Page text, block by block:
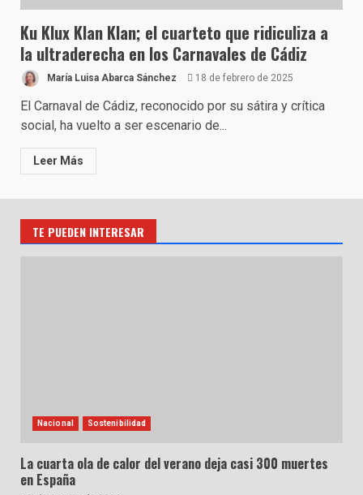
Ku Klux Klan Klan; el cuarteto que ridiculiza a
la ultraderecha en los Carnavales de Cádiz
María Luisa Abarca Sánchez 18 de febrero de 2025
El Carnaval de Cádiz, reconocido por su sátira y crítica
social, ha vuelto a ser escenario de...
Leer Más
TE PUEDEN INTERESAR
Nacional Sostenibilidad
La cuarta ola de calor del verano deja casi 300 muertes
en España